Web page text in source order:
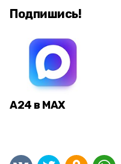
Подпишись!
А24 в MAX